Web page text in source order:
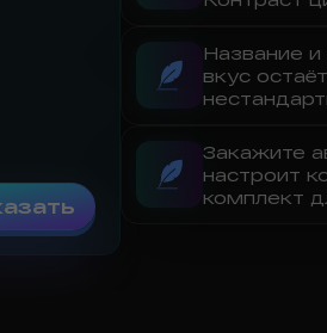
Название
вкус
Закажите
настроит
комплект